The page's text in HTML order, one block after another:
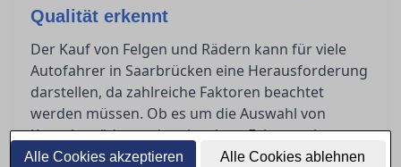
Alle Cookies akzeptieren Alle Cookies ablehnen
Qualität erkennt
Der Kauf von Felgen und Rädern kann für viele
Autofahrer in Saarbrücken eine Herausforderung
darstellen, da zahlreiche Faktoren beachtet
werden müssen. Ob es um die Auswahl von
Kompletträdern oder einzelnen Felgen geht,
Fachwissen über die Qualitätsmerkmale und